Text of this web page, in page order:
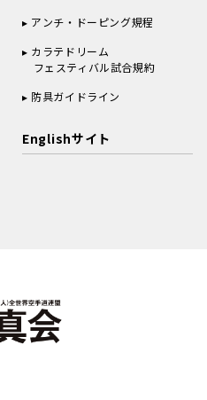
アンチ・ドーピング規程
カラテドリーム
フェスティバル試合規約
防具ガイドライン
Englishサイト